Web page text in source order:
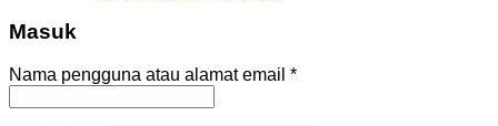
Masuk
Nama pengguna atau alamat email *